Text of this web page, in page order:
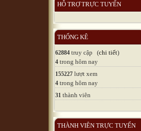
HỖ TRỢ TRỰC TUYẾN
THỐNG KÊ
62884 truy cập (chi tiết)
4 trong hôm nay
155227 lượt xem
4 trong hôm nay
31 thành viên
THÀNH VIÊN TRỰC TUYẾN